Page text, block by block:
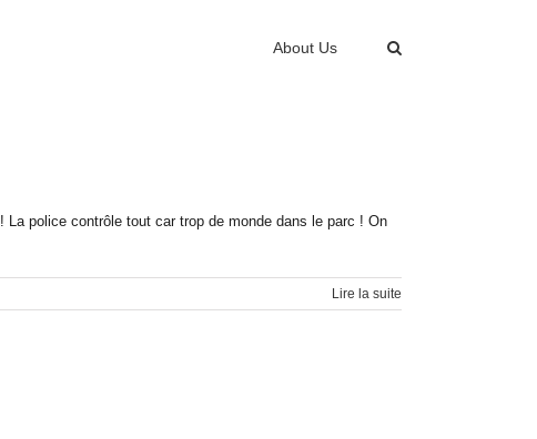
About Us
police contrôle tout car trop de monde dans le parc ! On
Lire la suite